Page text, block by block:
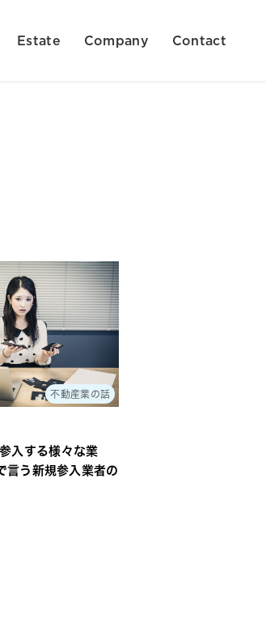
Estate Company Contact
不動産業の話
入する様々な業
う新規参入業者の